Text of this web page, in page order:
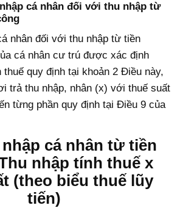
cá nhân đối với thu nhập từ
nhân đối với thu nhập từ tiền
cá nhân cư trú được xác định
thuế quy định tại khoản 2 Điều này,
trả thu nhập, nhân (x) với thuế suất
từng phần quy định tại Điều 9 của
cá nhân từ tiền
nhập tính thuế x
(theo biểu thuế lũy
tiến)